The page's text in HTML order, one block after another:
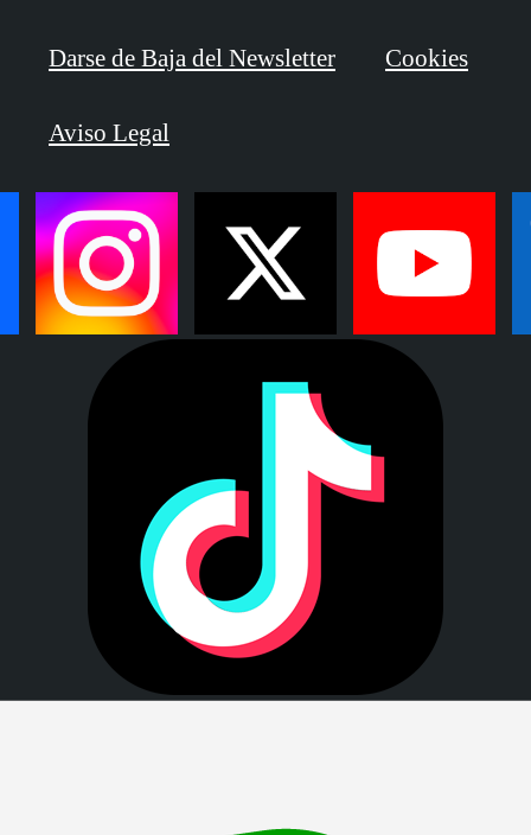
Darse de Baja del Newsletter Cookies
Aviso Legal